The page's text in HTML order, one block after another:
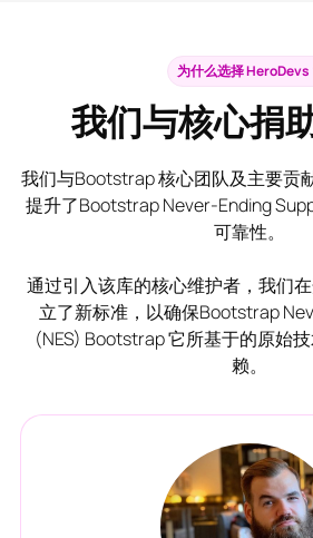
为什么选择 HeroDevs
我们与核心捐
我们与Bootstrap 核心团队及主要贡
提升了Bootstrap Never-Ending
可靠性。
通过引入该库的核心维护者，我们
立了新标准，以确保Bootstrap
(NES) Bootstrap 它所基于的原始
赖。